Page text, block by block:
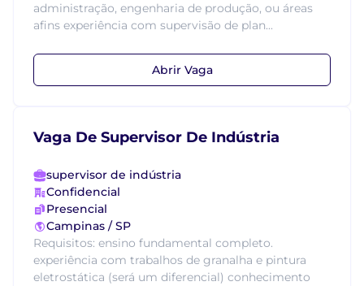
administração, engenharia de produção, ou áreas
afins experiência com supervisão de plan...
Abrir Vaga
Vaga De Supervisor De Indústria
supervisor de indústria
Confidencial
Presencial
Campinas / SP
Requisitos: ensino fundamental completo.
experiência com trabalhos de granalha e pintura
eletrostática (será um diferencial) conhecimento